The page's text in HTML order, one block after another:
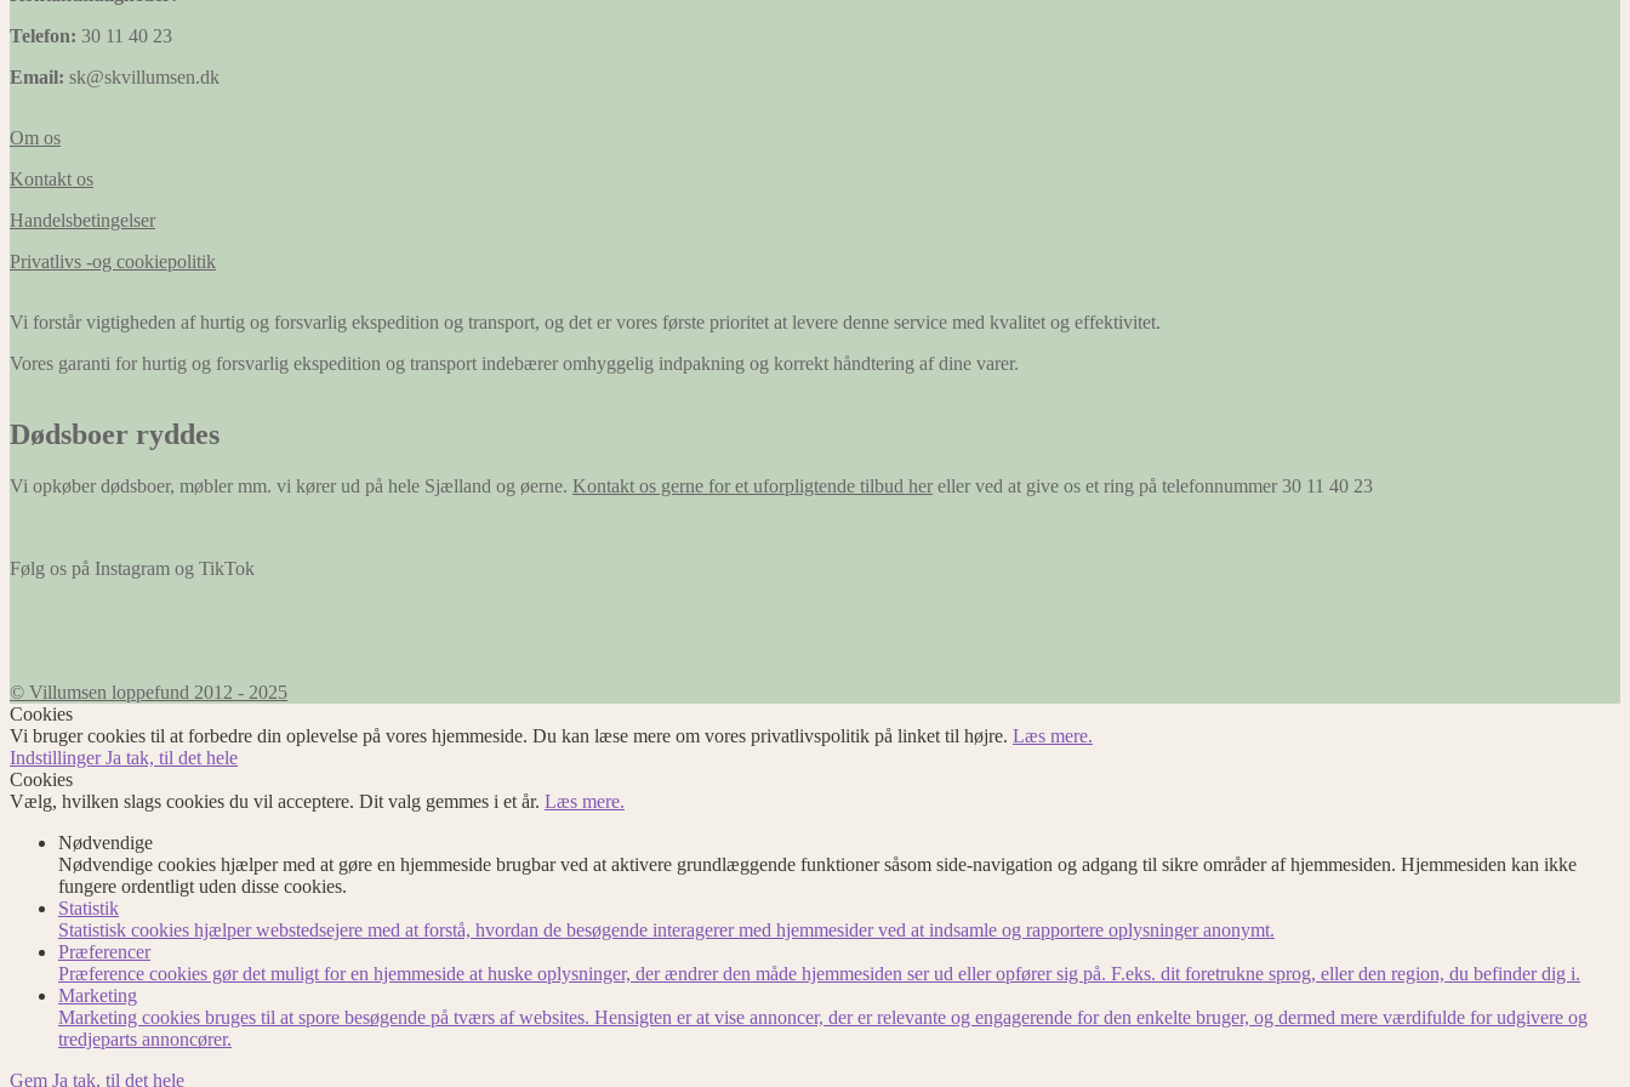
Telefon: 30 11 40 23
Email: sk@skvillumsen.dk
Om os
Kontakt os
Handelsbetingelser
Privatlivs -og cookiepolitik
Vi forstår vigtigheden af hurtig og forsvarlig ekspedition og transport, og det er vores første prioritet at levere denne service med kvalitet og effektivitet.
Vores garanti for hurtig og forsvarlig ekspedition og transport indebærer omhyggelig indpakning og korrekt håndtering af dine varer.
Dødsboer ryddes
Vi opkøber dødsboer, møbler mm. vi kører ud på hele Sjælland og øerne. Kontakt os gerne for et uforpligtende tilbud her eller ved at give os et ring på telefonnummer 30 11 40 23
Følg os på Instagram og TikTok
© Villumsen loppefund 2012 - 2025
Cookies
Vi bruger cookies til at forbedre din oplevelse på vores hjemmeside. Du kan læse mere om vores privatlivspolitik på linket til højre. Læs mere.
IndstillingerJa tak, til det hele
Cookies
Vælg, hvilken slags cookies du vil acceptere. Dit valg gemmes i et år. Læs mere.
Nødvendige
Nødvendige cookies hjælper med at gøre en hjemmeside brugbar ved at aktivere grundlæggende funktioner såsom side-navigation og adgang til sikre områder af hjemmesiden. Hjemmesiden kan ikke
fungere ordentligt uden disse cookies.
Statistik
Statistisk cookies hjælper webstedsejere med at forstå, hvordan de besøgende interagerer med hjemmesider ved at indsamle og rapportere oplysninger anonymt.
Præferencer
Præference cookies gør det muligt for en hjemmeside at huske oplysninger, der ændrer den måde hjemmesiden ser ud eller opfører sig på. F.eks. dit foretrukne sprog, eller den region, du befinder dig i.
Marketing
Marketing cookies bruges til at spore besøgende på tværs af websites. Hensigten er at vise annoncer, der er relevante og engagerende for den enkelte bruger, og dermed mere værdifulde for udgivere og
tredjeparts annoncører.
Gem Ja tak, til det hele